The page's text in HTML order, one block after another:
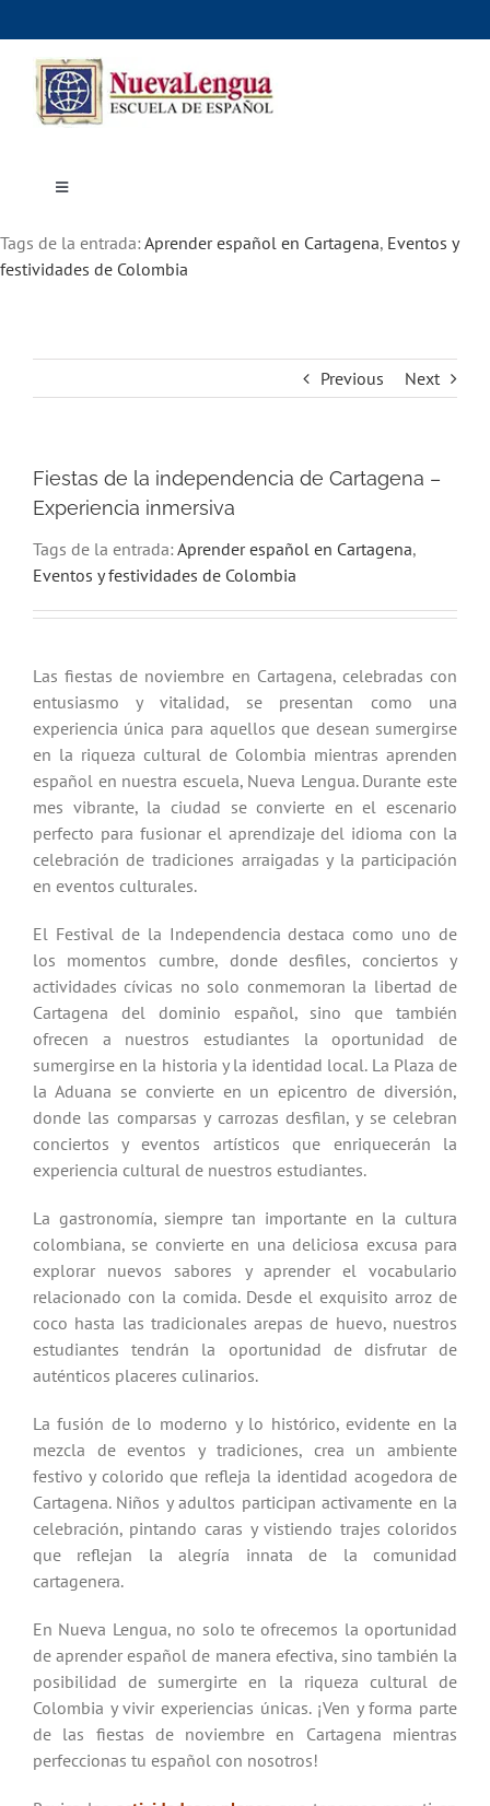
to
content
Toggle
Cursos
Dónde estudiar
Tags de la entrada: Aprender español en Cartagena, Eventos y
festividades de Colombia
Previous Next
Fiestas de la independencia de Cartagena –
Experiencia inmersiva
Tags de la entrada: Aprender español en Cartagena,
Eventos y festividades de Colombia
Las fiestas de noviembre en Cartagena, celebradas con
entusiasmo y vitalidad, se presentan como una
experiencia única para aquellos que desean sumergirse
en la riqueza cultural de Colombia mientras aprenden
español en nuestra escuela, Nueva Lengua. Durante este
mes vibrante, la ciudad se convierte en el escenario
perfecto para fusionar el aprendizaje del idioma con la
celebración de tradiciones arraigadas y la participación
en eventos culturales.
El Festival de la Independencia destaca como uno de
los momentos cumbre, donde desfiles, conciertos y
actividades cívicas no solo conmemoran la libertad de
Cartagena del dominio español, sino que también
ofrecen a nuestros estudiantes la oportunidad de
sumergirse en la historia y la identidad local. La Plaza de
la Aduana se convierte en un epicentro de diversión,
donde las comparsas y carrozas desfilan, y se celebran
conciertos y eventos artísticos que enriquecerán la
experiencia cultural de nuestros estudiantes.
La gastronomía, siempre tan importante en la cultura
colombiana, se convierte en una deliciosa excusa para
explorar nuevos sabores y aprender el vocabulario
relacionado con la comida. Desde el exquisito arroz de
coco hasta las tradicionales arepas de huevo, nuestros
estudiantes tendrán la oportunidad de disfrutar de
auténticos placeres culinarios.
La fusión de lo moderno y lo histórico, evidente en la
mezcla de eventos y tradiciones, crea un ambiente
festivo y colorido que refleja la identidad acogedora de
Cartagena. Niños y adultos participan activamente en la
celebración, pintando caras y vistiendo trajes coloridos
que reflejan la alegría innata de la comunidad
cartagenera.
En Nueva Lengua, no solo te ofrecemos la oportunidad
de aprender español de manera efectiva, sino también la
posibilidad de sumergirte en la riqueza cultural de
Colombia y vivir experiencias únicas. ¡Ven y forma parte
de las fiestas de noviembre en Cartagena mientras
perfeccionas tu español con nosotros!